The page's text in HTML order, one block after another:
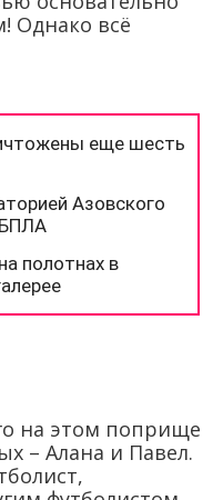
Однако всё
на этом поприще
– Алана и Павел.